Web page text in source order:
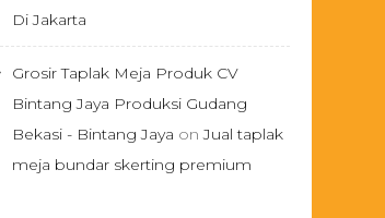
Di Jakarta
Grosir Taplak Meja Produk CV
Bintang Jaya Produksi Gudang
Bekasi - Bintang Jaya onJual taplak
meja bundar skerting premium